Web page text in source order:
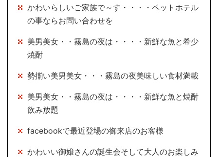
かわいらしいご家族で～す・・・・ペットホテル
の事ならお問い合わせを
美男美女・・霧島の夜は・・・・新鮮な魚と希少
焼酎
勢揃い美男美女・・・霧島の夜美味しい食材満載
美男美女・・霧島の夜は・・・・新鮮な魚と焼酎
飲み放題
facebookで最近登場の御来店のお客様
かわいい御嬢さんの誕生会そして大人のお楽しみ